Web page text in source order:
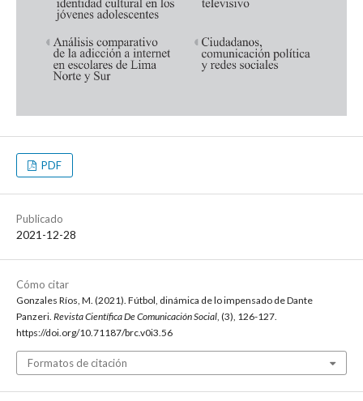
PDF
Publicado
2021-12-28
Cómo citar
Gonzales Ríos, M. (2021). Fútbol, dinámica de lo impensado de Dante
Panzeri. Revista Científica De Comunicación Social , (3), 126-127.
https://doi.org/10.71187/brc.v0i3.56
Formatos de citación